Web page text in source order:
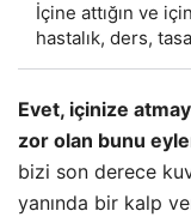
İçine attığın ve
hastalık, ders,
Evet, içinize
zor olan bunu
bizi son derece
yanında bir kalp